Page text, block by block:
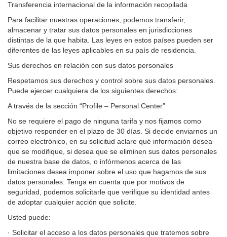
Transferencia internacional de la información recopilada
Para facilitar nuestras operaciones, podemos transferir,
almacenar y tratar sus datos personales en jurisdicciones
distintas de la que habita. Las leyes en estos países pueden ser
diferentes de las leyes aplicables en su país de residencia.
Sus derechos en relación con sus datos personales
Respetamos sus derechos y control sobre sus datos personales.
Puede ejercer cualquiera de los siguientes derechos:
A través de la sección “Profile – Personal Center”
No se requiere el pago de ninguna tarifa y nos fijamos como
objetivo responder en el plazo de 30 días. Si decide enviarnos un
correo electrónico, en su solicitud aclare qué información desea
que se modifique, si desea que se eliminen sus datos personales
de nuestra base de datos, o infórmenos acerca de las
limitaciones desea imponer sobre el uso que hagamos de sus
datos personales. Tenga en cuenta que por motivos de
seguridad, podemos solicitarle que verifique su identidad antes
de adoptar cualquier acción que solicite.
Usted puede:
· Solicitar el acceso a los datos personales que tratemos sobre